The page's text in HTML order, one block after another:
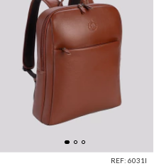
REF: 6031I